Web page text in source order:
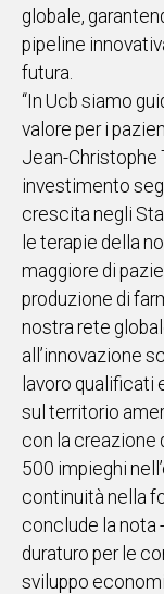
globale,
pipeline
futura.
“In Ucb siamo
valore per i
Jean-Christophe
investimento
crescita negli
le terapie della
maggiore di
produzione di
nostra rete
all’innovazione
lavoro qualificati
sul territorio
con la creazione
500 impieghi
continuità nella
conclude la nota
duraturo per le
sviluppo